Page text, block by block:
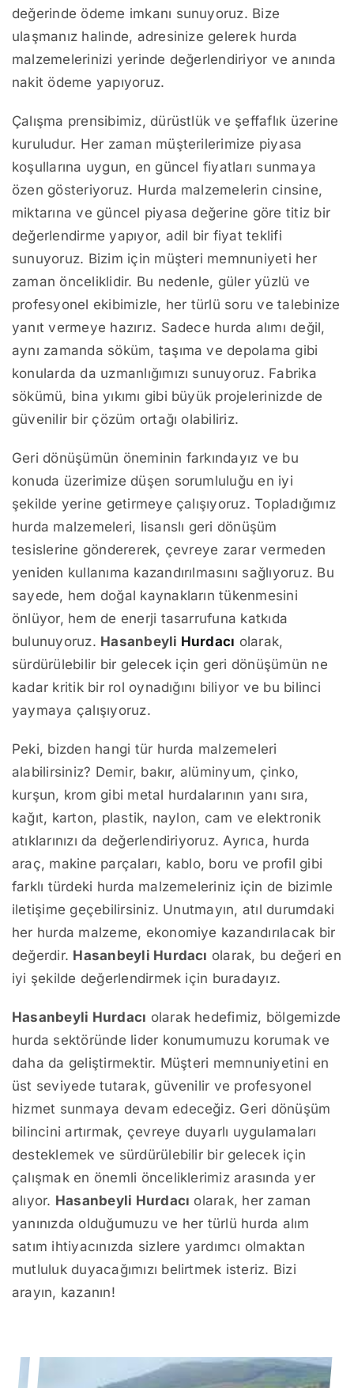
değerinde ödeme imkanı sunuyoruz. Bize
ulaşmanız halinde, adresinize gelerek hurda
malzemelerinizi yerinde değerlendiriyor ve anında
nakit ödeme yapıyoruz.
Çalışma prensibimiz, dürüstlük ve şeffaflık üzerine
kuruludur. Her zaman müşterilerimize piyasa
koşullarına uygun, en güncel fiyatları sunmaya
özen gösteriyoruz. Hurda malzemelerin cinsine,
miktarına ve güncel piyasa değerine göre titiz bir
değerlendirme yapıyor, adil bir fiyat teklifi
sunuyoruz. Bizim için müşteri memnuniyeti her
zaman önceliklidir. Bu nedenle, güler yüzlü ve
profesyonel ekibimizle, her türlü soru ve talebinize
yanıt vermeye hazırız. Sadece hurda alımı değil,
aynı zamanda söküm, taşıma ve depolama gibi
konularda da uzmanlığımızı sunuyoruz. Fabrika
sökümü, bina yıkımı gibi büyük projelerinizde de
güvenilir bir çözüm ortağı olabiliriz.
Geri dönüşümün öneminin farkındayız ve bu
konuda üzerimize düşen sorumluluğu en iyi
şekilde yerine getirmeye çalışıyoruz. Topladığımız
hurda malzemeleri, lisanslı geri dönüşüm
tesislerine göndererek, çevreye zarar vermeden
yeniden kullanıma kazandırılmasını sağlıyoruz. Bu
sayede, hem doğal kaynakların tükenmesini
önlüyor, hem de enerji tasarrufuna katkıda
bulunuyoruz. Hasanbeyli Hurdacı olarak,
sürdürülebilir bir gelecek için geri dönüşümün ne
kadar kritik bir rol oynadığını biliyor ve bu bilinci
yaymaya çalışıyoruz.
Peki, bizden hangi tür hurda malzemeleri
alabilirsiniz? Demir, bakır, alüminyum, çinko,
kurşun, krom gibi metal hurdalarının yanı sıra,
kağıt, karton, plastik, naylon, cam ve elektronik
atıklarınızı da değerlendiriyoruz. Ayrıca, hurda
araç, makine parçaları, kablo, boru ve profil gibi
farklı türdeki hurda malzemeleriniz için de bizimle
iletişime geçebilirsiniz. Unutmayın, atıl durumdaki
her hurda malzeme, ekonomiye kazandırılacak bir
değerdir. Hasanbeyli Hurdacı olarak, bu değeri en
iyi şekilde değerlendirmek için buradayız.
Hasanbeyli Hurdacı olarak hedefimiz, bölgemizde
hurda sektöründe lider konumumuzu korumak ve
daha da geliştirmektir. Müşteri memnuniyetini en
üst seviyede tutarak, güvenilir ve profesyonel
hizmet sunmaya devam edeceğiz. Geri dönüşüm
bilincini artırmak, çevreye duyarlı uygulamaları
desteklemek ve sürdürülebilir bir gelecek için
çalışmak en önemli önceliklerimiz arasında yer
alıyor. Hasanbeyli Hurdacı olarak, her zaman
yanınızda olduğumuzu ve her türlü hurda alım
satım ihtiyacınızda sizlere yardımcı olmaktan
mutluluk duyacağımızı belirtmek isteriz. Bizi
arayın, kazanın!